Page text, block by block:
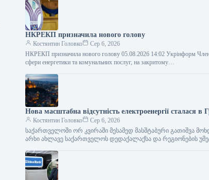
НКРЕКП призначила нового голову
Костянтин Головко
Сер 6, 2026
НКРЕКП призначила нового голову 05.08.2026 14:02 Укрінформ
сфери енергетики та комунальних послуг, на закритому…
Нова масштабна відсутність електроенергії сталася в
Костянтин Головко
Сер 6, 2026
საქართველოში ორ კვირაში მესამედ მასშტაბური გათიშვა
არხი ახლავე საქართველოს დედაქალაქსა და რეგიონების